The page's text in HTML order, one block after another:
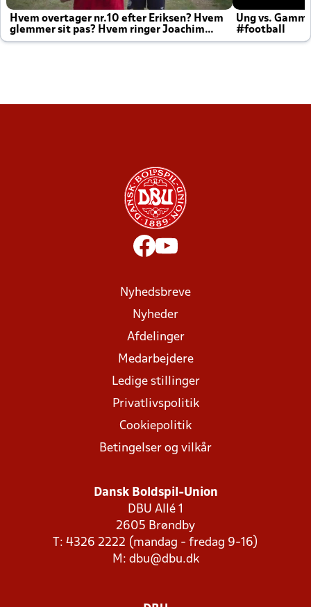
Hvem overtager nr.10 efter Eriksen? Hvem
glemmer sit pas? Hvem ringer Joachim
altid til efter kampe?
Ung vs.
#football
Nyhedsbreve
Nyheder
Afdelinger
Medarbejdere
Ledige stillinger
Privatlivspolitik
Cookiepolitik
Betingelser og vilkår
Dansk Boldspil-Union
DBU Allé 1
2605 Brøndby
T: 4326 2222 (mandag - fredag 9-16)
M: dbu@dbu.dk